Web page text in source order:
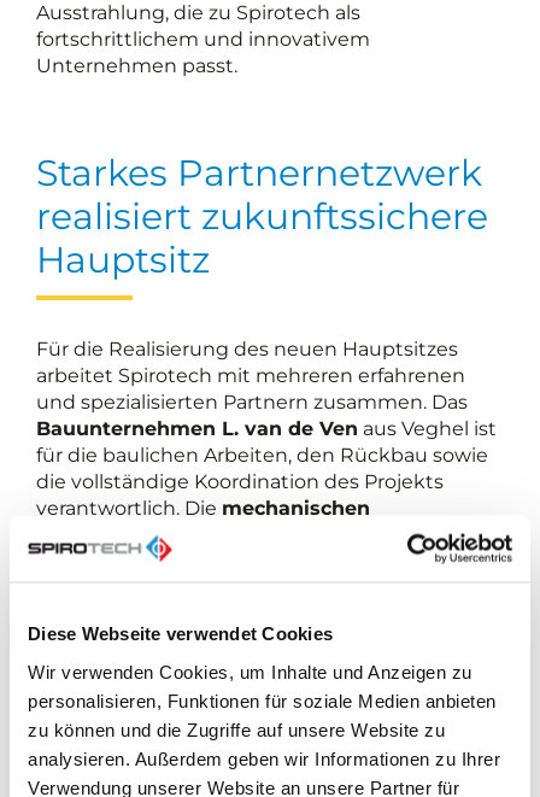
Diese Webseite verwendet Cookies
Wir verwenden Cookies, um Inhalte und Anzeigen zu
personalisieren, Funktionen für soziale Medien anbieten
zu können und die Zugriffe auf unsere Website zu
analysieren. Außerdem geben wir Informationen zu Ihrer
Verwendung unserer Website an unsere Partner für
Ausstrahlung, die zu Spirotech als
fortschrittlichem und innovativem
Unternehmen passt.
Starkes Partnernetzwerk
realisiert zukunftssichere
Hauptsitz
Für die Realisierung des neuen Hauptsitzes
arbeitet Spirotech mit mehreren erfahrenen
und spezialisierten Partnern zusammen. Das
Bauunternehmen L. van de Ven aus Veghel ist
für die baulichen Arbeiten, den Rückbau sowie
die vollständige Koordination des Projekts
verantwortlich. Die mechanischen
Installationen
Installatietechniek
aus Veldhoven ausgeführt,
Projektmanagementdes gesamten Vorhabens
wird vonLarideaus Veldhoven begleitet. In
dieser Rolle unterstützt Laride Spirotech bei der
Planungs- und Entscheidungsfindung sowie
bei der Steuerung von Terminplanung, Qualität
und Budget, mit dem Ziel einer sorgfältigen